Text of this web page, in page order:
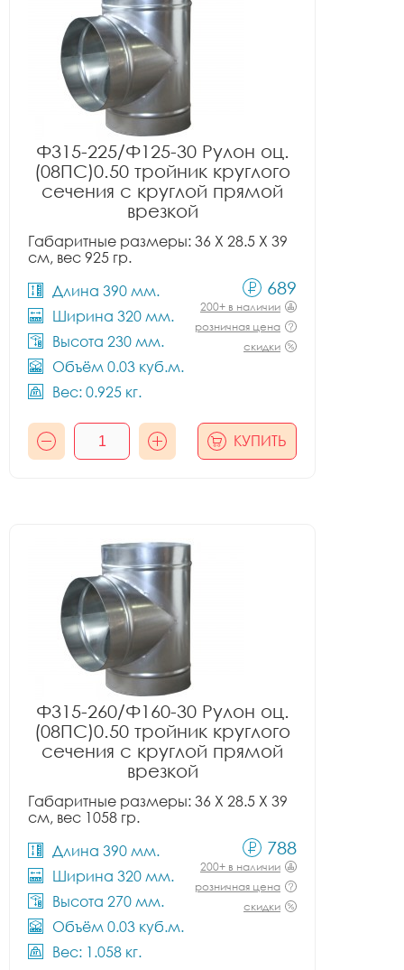
Ф315-225/Ф125-30 Рулон оц.
(08ПС)0.50 тройник круглого
сечения с круглой прямой
врезкой
Габаритные размеры: 36 X 28.5 X 39
см, вес 925 гр.
Длина 390 мм.
Ширина 320 мм.
Высота 230 мм.
Объём 0.03 куб.м.
Вес: 0.925 кг.
689
200+ в наличии
розничная цена
скидки
КУПИТЬ
Ф315-260/Ф160-30 Рулон оц.
(08ПС)0.50 тройник круглого
сечения с круглой прямой
врезкой
Габаритные размеры: 36 X 28.5 X 39
см, вес 1058 гр.
Длина 390 мм.
Ширина 320 мм.
Высота 270 мм.
Объём 0.03 куб.м.
Вес: 1.058 кг.
788
200+ в наличии
розничная цена
скидки